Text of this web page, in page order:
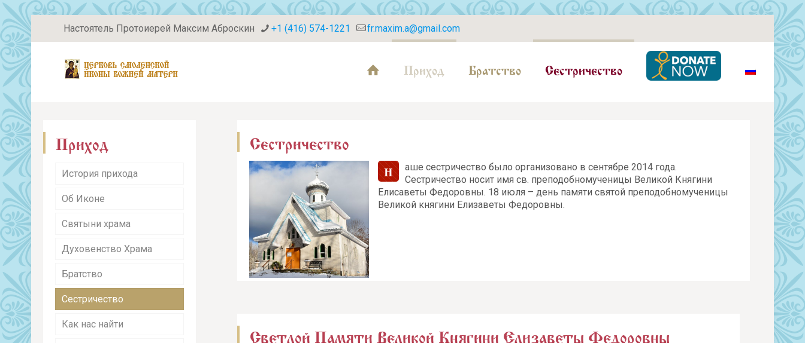
Настоятель Протоиерей Максим Аброскин +1 (416) 574-1221 fr.maxim.a@gmail.com
Приход Братство Сестричество
Сестричество
Н
аше сестричество было организовано в сентябре 2014 года.
Сестричество носит имя св. преподобномученицы Великой Княгини
Елисаветы Федоровны. 18 июля – день памяти святой преподобномученицы
Великой княгини Елизаветы Федоровны.
Светлой Памяти Великой Княгини Елизаветы Федоровны
Приход
История прихода
Об Иконе
Святыни храма
Духовенство Храма
Братство
Сестричество
Как нас найти